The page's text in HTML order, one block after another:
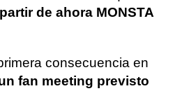
de ahora MONSTA
consecuencia en
fan meeting previsto